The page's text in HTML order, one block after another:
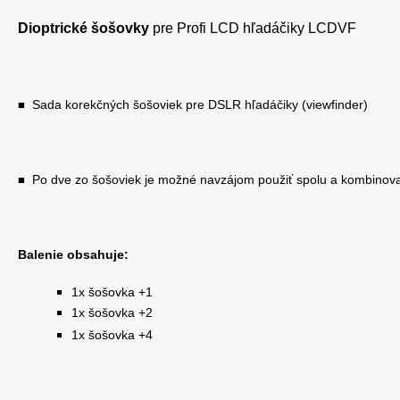
Dioptrické šošovky pre Profi LCD hľadáčiky LCDVF
■ Sada korekčných šošoviek pre DSLR hľadáčiky (viewfinder)
■ Po dve zo šošoviek je možné navzájom použiť spolu a
Balenie obsahuje:
1x šošovka +1
1x šošovka +2
1x šošovka +4